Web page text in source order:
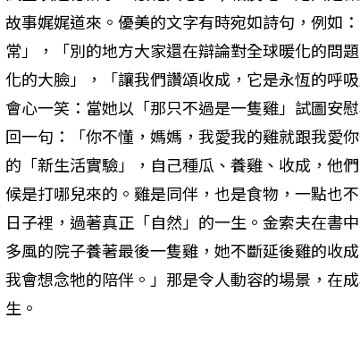
故事娓娓道來。優美的文字有時宛如詩句，例如
常」，「別的地方大家還在辯論對全球暖化的問
化的大臉」，「讓我們讚頌收成，它是永恆的呼
會心一笑：當她以「那只不過是一隻雞」試圖安
回一句：「你不懂，媽媽，我愛我的雞就跟我愛
的「新生活實驗」，自己種瓜、養雞、收成，他
候是打哪兒來的。雞是同伴，也是食物，一點也
日子裡，過著真正「自然」的一生。金索夫在書
多風的院子養著最後一隻雞，她不斷延後雞的收
我會想念牠的陪伴。」那是令人動容的場景，在
生。